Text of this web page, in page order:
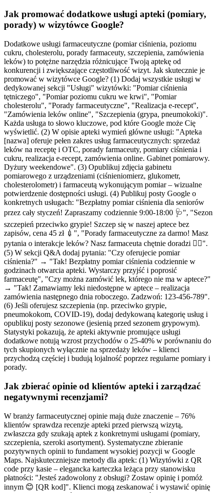
Jak promować dodatkowe usługi apteki (pomiary,
porady) w wizytówce Google?
Dodatkowe usługi farmaceutyczne (pomiar ciśnienia, poziomu
cukru, cholesterolu, porady farmaceuty, szczepienia, zamówienia
leków) to potężne narzędzia różnicujące Twoją aptekę od
konkurencji i zwiększające częstotliwość wizyt. Jak skutecznie je
promować w wizytówce Google? (1) Dodaj wszystkie usługi w
dedykowanej sekcji "Usługi" wizytówki: "Pomiar ciśnienia
tętniczego", "Pomiar poziomu cukru we krwi", "Pomiar
cholesterolu", "Porady farmaceutyczne", "Realizacja e-recept",
"Zamówienia leków online", "Szczepienia (grypa, pneumokoki)".
Każda usługa to słowo kluczowe, pod które Google może Cię
wyświetlić. (2) W opisie apteki wymień główne usługi: "Apteka
[nazwa] oferuje pełen zakres usług farmaceutycznych: sprzedaż
leków na receptę i OTC, porady farmaceuty, pomiary ciśnienia i
cukru, realizacja e-recept, zamówienia online. Gabinet pomiarowy.
Dyżury weekendowe". (3) Opublikuj zdjęcia gabinetu
pomiarowego z urządzeniami (ciśnieniomierz, glukometr,
cholesterolometr) i farmaceutą wykonującym pomiar – wizualne
potwierdzenie dostępności usługi. (4) Publikuj posty Google o
konkretnych usługach: "Bezpłatny pomiar ciśnienia dla seniorów
przez cały styczeń! Zapraszamy codziennie 9:00-18:00 🩺", "Sezon
szczepień przeciwko grypie! Szczep się w naszej aptece bez
zapisów, cena 45 zł 💉", "Porady farmaceutyczne za darmo! Masz
pytania o interakcje leków? Nasz farmaceuta chętnie doradzi 🧑‍⚕️".
(5) W sekcji Q&A dodaj pytania: "Czy oferujecie pomiar
ciśnienia?" → "Tak! Bezpłatny pomiar ciśnienia codziennie w
godzinach otwarcia apteki. Wystarczy przyjść i poprosić
farmaceutę", "Czy można zamówić lek, którego nie ma w aptece?"
→ "Tak! Zamawiamy leki niedostępne w aptece – realizacja
zamówienia następnego dnia roboczego. Zadzwoń: 123-456-789".
(6) Jeśli oferujesz szczepienia (np. przeciwko grypie,
pneumokokom, COVID-19), dodaj dedykowaną kategorię usług i
opublikuj posty sezonowe (jesienią przed sezonem grypowym).
Statystyki pokazują, że apteki aktywnie promujące usługi
dodatkowe notują wzrost przychodów o 25-40% w porównaniu do
tych skupionych wyłącznie na sprzedaży leków – klienci
przychodzą częściej i budują lojalność poprzez regularne pomiary i
porady.
Jak zbierać opinie od klientów apteki i zarządzać
negatywnymi recenzjami?
W branży farmaceutycznej opinie mają duże znaczenie – 76%
klientów sprawdza recenzje apteki przed pierwszą wizytą,
zwłaszcza gdy szukają aptek z konkretnymi usługami (pomiary,
szczepienia, szeroki asortyment). Systematyczne zbieranie
pozytywnych opinii to fundament wysokiej pozycji w Google
Maps. Najskuteczniejsze metody dla aptek: (1) Wizytówki z QR
code przy kasie – elegancka karteczka leżąca przy stanowisku
płatności: "Jesteś zadowolony z obsługi? Zostaw opinię i pomóż
innym 😊 [QR kod]". Klienci mogą zeskanować i wystawić opinię